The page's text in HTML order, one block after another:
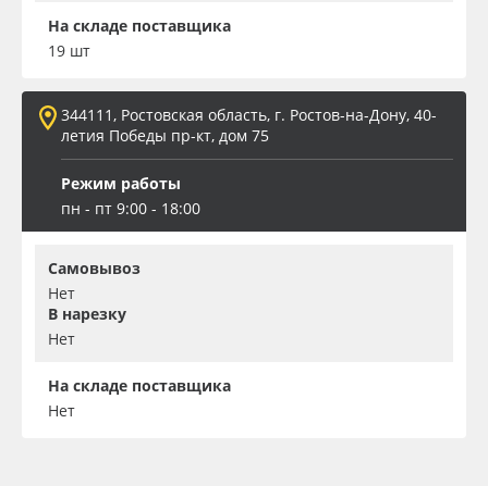
На складе поставщика
19 шт
344111, Ростовская область, г. Ростов-на-Дону, 40-
летия Победы пр-кт, дом 75
Режим работы
пн - пт 9:00 - 18:00
Самовывоз
Нет
В нарезку
Нет
На складе поставщика
Нет